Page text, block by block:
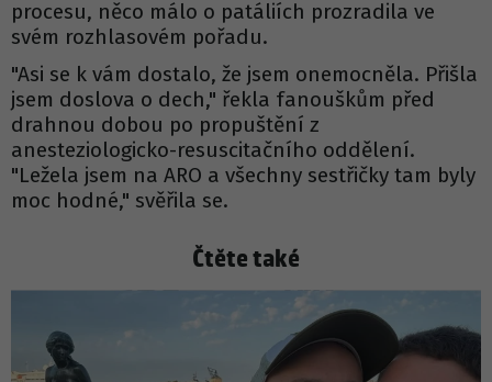
procesu, něco málo o patáliích prozradila ve
svém rozhlasovém pořadu.
"Asi se k vám dostalo, že jsem onemocněla. Přišla
jsem doslova o dech," řekla fanouškům před
drahnou dobou po propuštění z
anesteziologicko-resuscitačního oddělení.
"Ležela jsem na ARO a všechny sestřičky tam byly
moc hodné," svěřila se.
Čtěte také